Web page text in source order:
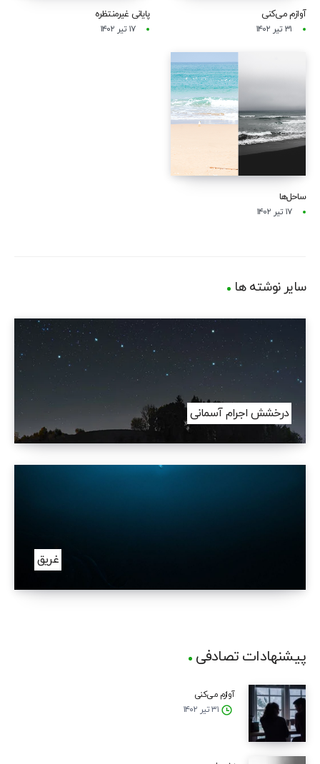
آوازم می‌کنی
۳۱ تیر ۱۴۰۲
پایانی غیرمنتظره
۱۷ تیر ۱۴۰۲
ساحل‌ها
۱۷ تیر ۱۴۰۲
سایر نوشته ها
درخشش اجرام آسمانی
غریق
پیشنهادات تصادفی
آوازم می‌کنی
۳۱ تیر ۱۴۰۲